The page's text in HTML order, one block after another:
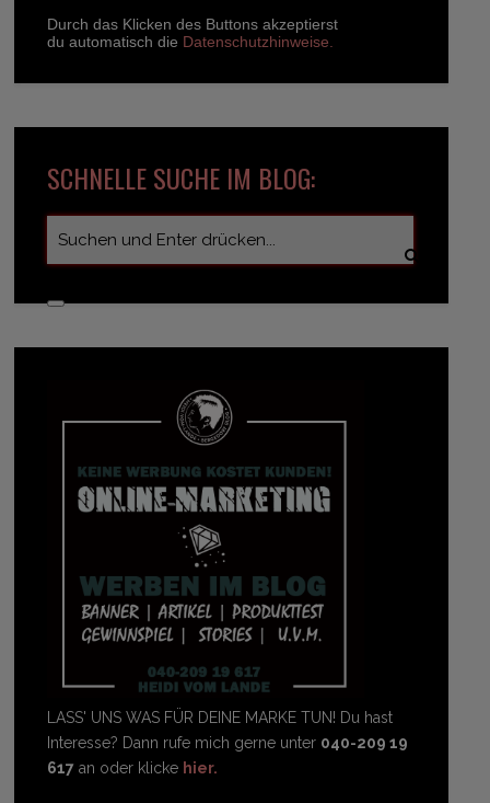
Durch das Klicken des Buttons akzeptierst
du automatisch die Datenschutzhinweise.
SCHNELLE SUCHE IM BLOG:
LASS' UNS WAS FÜR DEINE MARKE TUN! Du hast
Interesse? Dann rufe mich gerne unter 040-209 19
617 an oder klicke hier.